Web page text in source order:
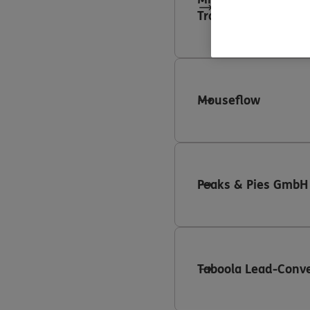
Tracking
Mouseflow
Peaks & Pies GmbH
Taboola Lead-